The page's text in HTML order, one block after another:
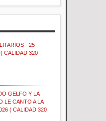
- 25
CALIDAD 320
GELFO Y LA
LE CANTO A LA
( CALIDAD 320